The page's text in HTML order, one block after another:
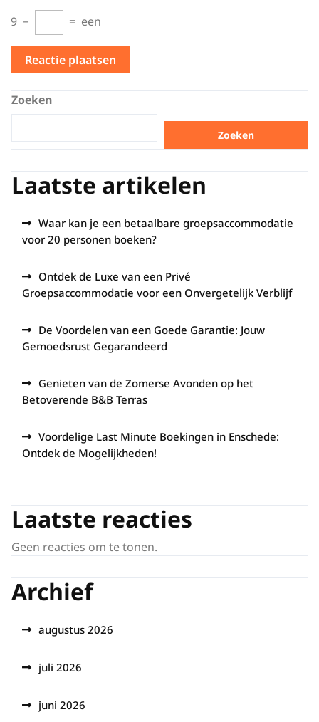
9 − = een
Zoeken
Zoeken
Laatste artikelen
Waar kan je een betaalbare groepsaccommodatie
voor 20 personen boeken?
Ontdek de Luxe van een Privé
Groepsaccommodatie voor een Onvergetelijk Verblijf
De Voordelen van een Goede Garantie: Jouw
Gemoedsrust Gegarandeerd
Genieten van de Zomerse Avonden op het
Betoverende B&B Terras
Voordelige Last Minute Boekingen in Enschede:
Ontdek de Mogelijkheden!
Laatste reacties
Geen reacties om te tonen.
Archief
augustus 2026
juli 2026
juni 2026